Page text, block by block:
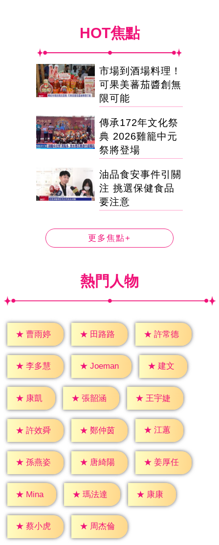
HOT焦點
市場到酒場料理！
可果美蕃茄醬創無
限可能
傳承172年文化祭
典 2026雞籠中元
祭將登場
油品食安事件引關
注 挑選保健食品
要注意
更多焦點+
熱門人物
★ 曹雨婷 ★ 田路路 ★ 許常德
★ 李多慧 ★ Joeman ★ 建文
★ 康凱 ★ 張韶涵 ★ 王宇婕
★ 許效舜 ★ 鄭仲茵 ★ 江蕙
★ 孫燕姿 ★ 唐綺陽 ★ 姜厚任
★ Mina ★ 瑪法達 ★ 康康
★ 蔡小虎 ★ 周杰倫